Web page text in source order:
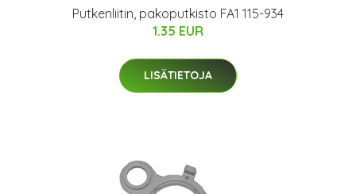
Putkenliitin, pakoputkisto FA1 115-934
1.35 EUR
LISÄTIETOJA